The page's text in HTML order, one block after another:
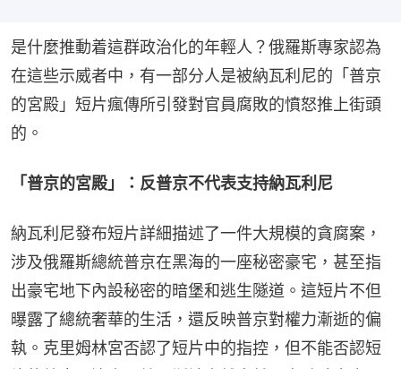
是什麼推動着這群政治化的年輕人？俄羅斯專家認為
在這些示威者中，有一部分人是被納瓦利尼的「普京
的宮殿」短片瘋傳所引發對官員腐敗的憤怒推上街頭
的。
「普京的宮殿」：反普京不代表支持納瓦利尼
納瓦利尼發布短片詳細描述了一件大規模的貪腐案，
涉及俄羅斯總統普京在黑海的一座秘密豪宅，甚至指
出豪宅地下內設秘密的暗堡和逃生隧道。這短片不但
曝露了總統奢華的生活，還反映普京對權力漸逝的偏
執。克里姆林宮否認了短片中的指控，但不能否認短